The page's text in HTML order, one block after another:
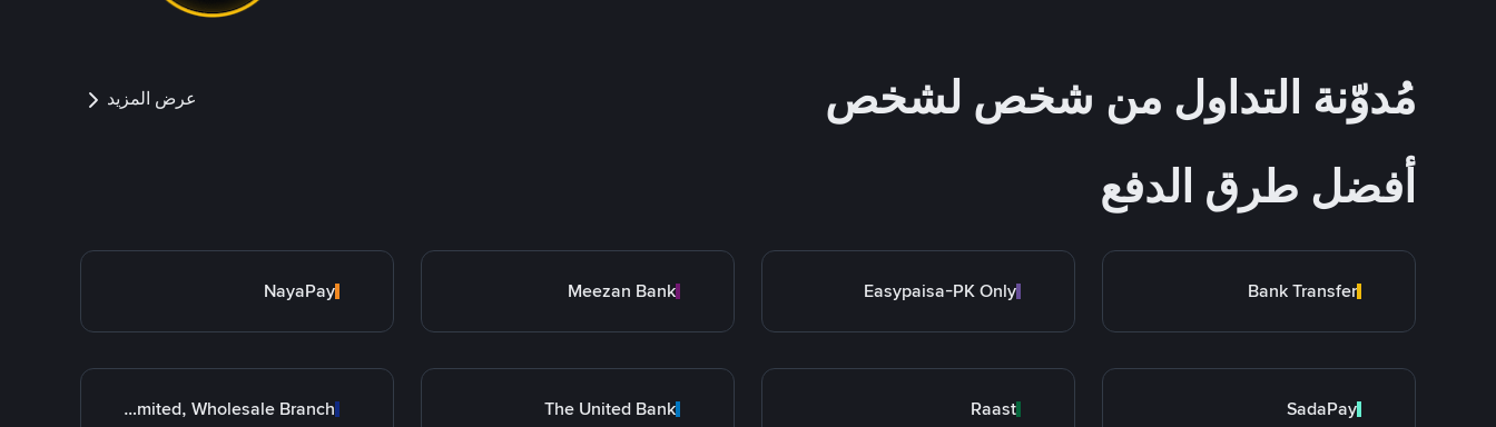
مُدوّنة التداول من شخص لشخص عرض المزيد
أفضل طرق الدفع
Bank Transfer
Easypaisa-PK Only
Meezan Bank
NayaPay
SadaPay
Raast
The United Bank
Allied Bank Limited, Wholesale Branch